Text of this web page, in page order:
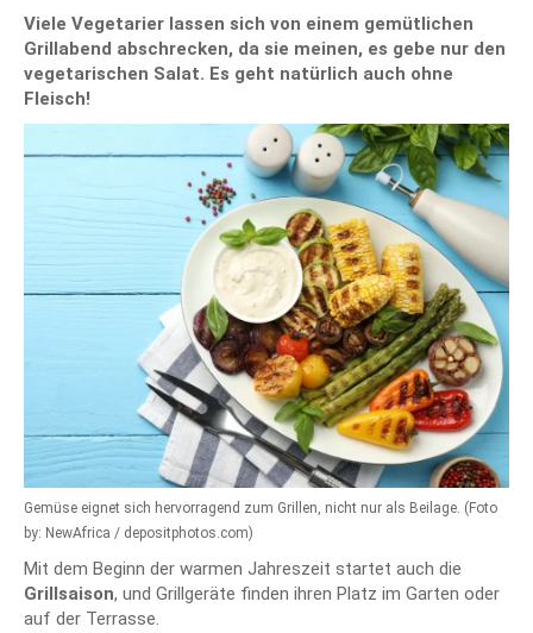
Viele Vegetarier lassen sich von einem gemütlichen
Grillabend abschrecken, da sie meinen, es gebe nur den
vegetarischen Salat. Es geht natürlich auch ohne
Fleisch!
Gemüse eignet sich hervorragend zum Grillen, nicht nur als Beilage. (Foto
by: NewAfrica / depositphotos.com)
Mit dem Beginn der warmen Jahreszeit startet auch die
Grillsaison, und Grillgeräte finden ihren Platz im Garten oder
auf der Terrasse.